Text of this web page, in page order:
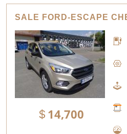
SALE FORD-ESCAPE
14,700